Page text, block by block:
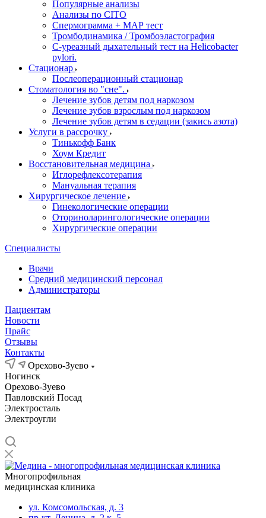
Популярные анализы
Анализы по CITO
Спермограмма + МАР тест
Тромбодинамика / Тромбоэластография
С-уреазный дыхательный тест на Helicobacter
pylori.
Стационар
Послеоперационный стационар
Стоматология во "сне".
Лечение зубов детям под наркозом
Лечение зубов взрослым под наркозом
Лечение зубов детям в седации (закись азота)
Услуги в рассрочку
Тинькофф Банк
Хоум Кредит
Восстановительная медицина
Иглорефлексотерапия
Мануальная терапия
Хирургическое лечение
Гинекологические операции
Оториноларингологические операции
Хирургические операции
Специалисты
Врачи
Средний медицинский персонал
Администраторы
Пациентам
Новости
Прайс
Отзывы
Контакты
Орехово-Зуево
Ногинск
Орехово-Зуево
Павловский Посад
Электросталь
Электроугли
Многопрофильная
медицинская клиника
ул. Комсомольская, д. 3